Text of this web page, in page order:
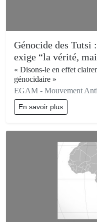
Génocide des Tutsi
exige “la vérité,
« Disons-le en effet
génocidaire »
EGAM - Mouvement
En savoir plus